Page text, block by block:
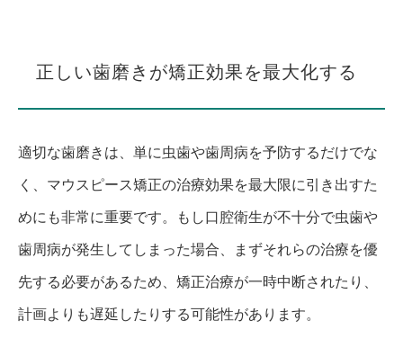
正しい歯磨きが矯正効果を最大化する
適切な歯磨きは、単に虫歯や歯周病を予防するだけでな
く、マウスピース矯正の治療効果を最大限に引き出すた
めにも非常に重要です。もし口腔衛生が不十分で虫歯や
歯周病が発生してしまった場合、まずそれらの治療を優
先する必要があるため、矯正治療が一時中断されたり、
計画よりも遅延したりする可能性があります。